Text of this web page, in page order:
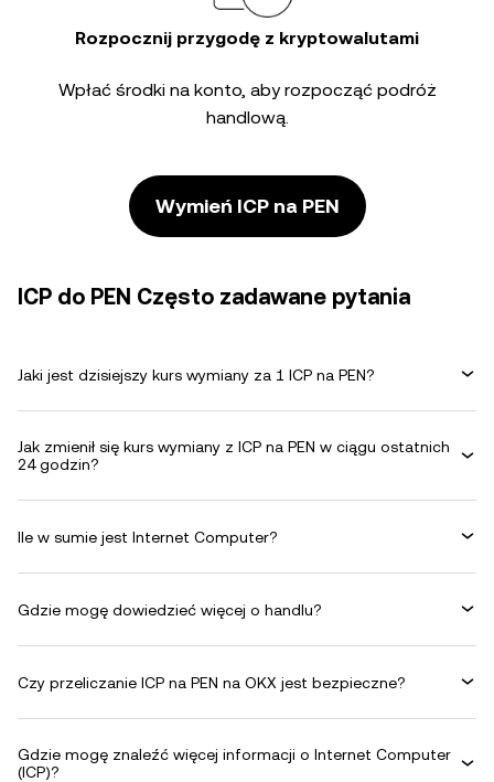
Rozpocznij przygodę z kryptowalutami
Wpłać środki na konto, aby rozpocząć podróż
handlową.
Wymień ICP na PEN
ICP do PEN Często zadawane pytania
Jaki jest dzisiejszy kurs wymiany za 1 ICP na PEN?
Jak zmienił się kurs wymiany z ICP na PEN w ciągu ostatnich
24 godzin?
Ile w sumie jest Internet Computer?
Gdzie mogę dowiedzieć więcej o handlu?
Czy przeliczanie ICP na PEN na OKX jest bezpieczne?
Gdzie mogę znaleźć więcej informacji o Internet Computer
(ICP)?